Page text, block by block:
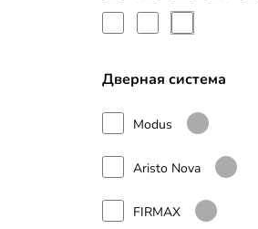
Дверная система
Modus
Aristo Nova
FIRMAX